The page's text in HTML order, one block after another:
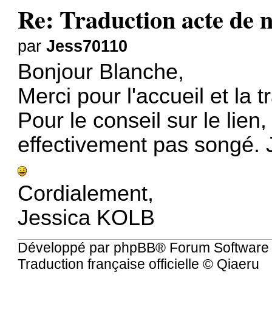
Re: Traduction acte de
parJess70110
Bonjour Blanche,
Merci pour l'accueil et la
Pour le conseil sur le
effectivement pas songé.
Cordialement,
Jessica KOLB
Développé par phpBB® Forum
Traduction française officielle © Qiaeru